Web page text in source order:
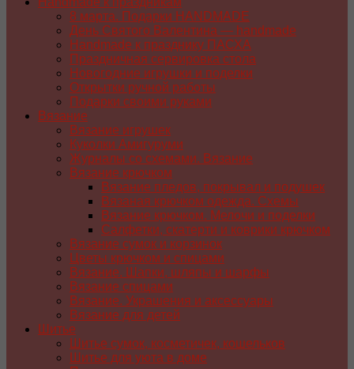
8 марта. Подарки HANDMADE
День Святого Валентина — handmade
Handmade к празднику ПАСХA
Праздничная сервировка стола
Новогодние игрушки и поделки
Открытки ручной работы
Подарки своими руками
Вязание
Вязание игрушек
Куколки Амигуруми
Журналы со схемами. Вязание
Вязание крючком
Вязание пледов, покрывал и подушек
Вязаная крючком одежда. Схемы
Вязание крючком. Мелочи и поделки
Салфетки, скатерти и коврики крючком
Вязание сумок и корзинок
Цветы крючком и спицами
Вязание. Шапки, шляпы и шарфы
Вязание спицами
Вязание. Украшения и аксессуары
Вязание для детей
Шитье
Шитье сумок, косметичек, кошельков
Шитье для уюта в доме